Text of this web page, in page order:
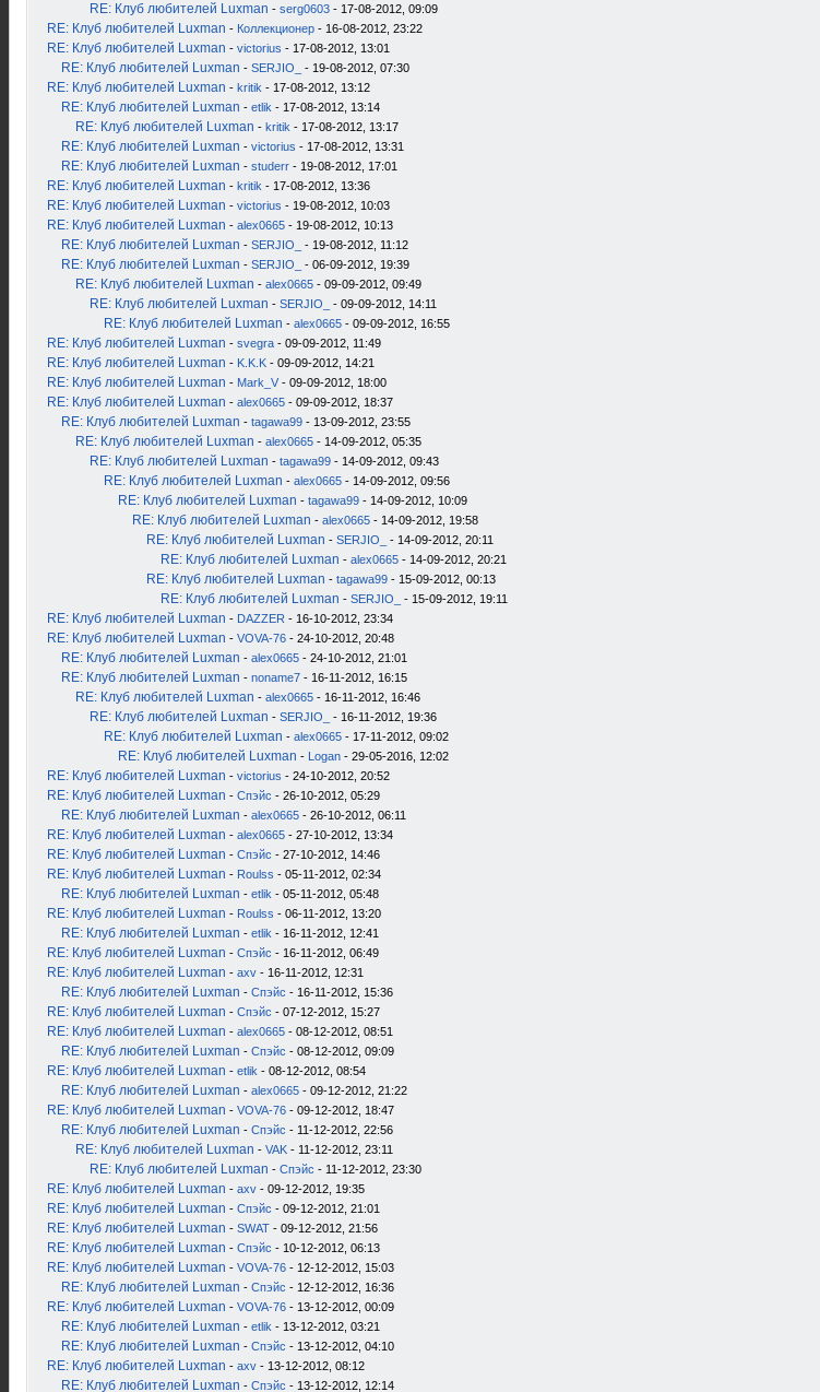
RE: Клуб любителей Luxman - serg0603 - 17-08-2012, 09:09
RE: Клуб любителей Luxman - Коллекционер - 16-08-2012, 23:22
RE: Клуб любителей Luxman - victorius - 17-08-2012, 13:01
RE: Клуб любителей Luxman - SERJIO_ - 19-08-2012, 07:30
RE: Клуб любителей Luxman - kritik - 17-08-2012, 13:12
RE: Клуб любителей Luxman - etlik - 17-08-2012, 13:14
RE: Клуб любителей Luxman - kritik - 17-08-2012, 13:17
RE: Клуб любителей Luxman - victorius - 17-08-2012, 13:31
RE: Клуб любителей Luxman - studerr - 19-08-2012, 17:01
RE: Клуб любителей Luxman - kritik - 17-08-2012, 13:36
RE: Клуб любителей Luxman - victorius - 19-08-2012, 10:03
RE: Клуб любителей Luxman - alex0665 - 19-08-2012, 10:13
RE: Клуб любителей Luxman - SERJIO_ - 19-08-2012, 11:12
RE: Клуб любителей Luxman - SERJIO_ - 06-09-2012, 19:39
RE: Клуб любителей Luxman - alex0665 - 09-09-2012, 09:49
RE: Клуб любителей Luxman - SERJIO_ - 09-09-2012, 14:11
RE: Клуб любителей Luxman - alex0665 - 09-09-2012, 16:55
RE: Клуб любителей Luxman - svegra - 09-09-2012, 11:49
RE: Клуб любителей Luxman - K.K.K - 09-09-2012, 14:21
RE: Клуб любителей Luxman - Mark_V - 09-09-2012, 18:00
RE: Клуб любителей Luxman - alex0665 - 09-09-2012, 18:37
RE: Клуб любителей Luxman - tagawa99 - 13-09-2012, 23:55
RE: Клуб любителей Luxman - alex0665 - 14-09-2012, 05:35
RE: Клуб любителей Luxman - tagawa99 - 14-09-2012, 09:43
RE: Клуб любителей Luxman - alex0665 - 14-09-2012, 09:56
RE: Клуб любителей Luxman - tagawa99 - 14-09-2012, 10:09
RE: Клуб любителей Luxman - alex0665 - 14-09-2012, 19:58
RE: Клуб любителей Luxman - SERJIO_ - 14-09-2012, 20:11
RE: Клуб любителей Luxman - alex0665 - 14-09-2012, 20:21
RE: Клуб любителей Luxman - tagawa99 - 15-09-2012, 00:13
RE: Клуб любителей Luxman - SERJIO_ - 15-09-2012, 19:11
RE: Клуб любителей Luxman - DAZZER - 16-10-2012, 23:34
RE: Клуб любителей Luxman - VOVA-76 - 24-10-2012, 20:48
RE: Клуб любителей Luxman - alex0665 - 24-10-2012, 21:01
RE: Клуб любителей Luxman - noname7 - 16-11-2012, 16:15
RE: Клуб любителей Luxman - alex0665 - 16-11-2012, 16:46
RE: Клуб любителей Luxman - SERJIO_ - 16-11-2012, 19:36
RE: Клуб любителей Luxman - alex0665 - 17-11-2012, 09:02
RE: Клуб любителей Luxman - Logan - 29-05-2016, 12:02
RE: Клуб любителей Luxman - victorius - 24-10-2012, 20:52
RE: Клуб любителей Luxman - Спэйс - 26-10-2012, 05:29
RE: Клуб любителей Luxman - alex0665 - 26-10-2012, 06:11
RE: Клуб любителей Luxman - alex0665 - 27-10-2012, 13:34
RE: Клуб любителей Luxman - Спэйс - 27-10-2012, 14:46
RE: Клуб любителей Luxman - Roulss - 05-11-2012, 02:34
RE: Клуб любителей Luxman - etlik - 05-11-2012, 05:48
RE: Клуб любителей Luxman - Roulss - 06-11-2012, 13:20
RE: Клуб любителей Luxman - etlik - 16-11-2012, 12:41
RE: Клуб любителей Luxman - Спэйс - 16-11-2012, 06:49
RE: Клуб любителей Luxman - axv - 16-11-2012, 12:31
RE: Клуб любителей Luxman - Спэйс - 16-11-2012, 15:36
RE: Клуб любителей Luxman - Спэйс - 07-12-2012, 15:27
RE: Клуб любителей Luxman - alex0665 - 08-12-2012, 08:51
RE: Клуб любителей Luxman - Спэйс - 08-12-2012, 09:09
RE: Клуб любителей Luxman - etlik - 08-12-2012, 08:54
RE: Клуб любителей Luxman - alex0665 - 09-12-2012, 21:22
RE: Клуб любителей Luxman - VOVA-76 - 09-12-2012, 18:47
RE: Клуб любителей Luxman - Спэйс - 11-12-2012, 22:56
RE: Клуб любителей Luxman - VAK - 11-12-2012, 23:11
RE: Клуб любителей Luxman - Спэйс - 11-12-2012, 23:30
RE: Клуб любителей Luxman - axv - 09-12-2012, 19:35
RE: Клуб любителей Luxman - Спэйс - 09-12-2012, 21:01
RE: Клуб любителей Luxman - SWAT - 09-12-2012, 21:56
RE: Клуб любителей Luxman - Спэйс - 10-12-2012, 06:13
RE: Клуб любителей Luxman - VOVA-76 - 12-12-2012, 15:03
RE: Клуб любителей Luxman - Спэйс - 12-12-2012, 16:36
RE: Клуб любителей Luxman - VOVA-76 - 13-12-2012, 00:09
RE: Клуб любителей Luxman - etlik - 13-12-2012, 03:21
RE: Клуб любителей Luxman - Спэйс - 13-12-2012, 04:10
RE: Клуб любителей Luxman - axv - 13-12-2012, 08:12
RE: Клуб любителей Luxman - Спэйс - 13-12-2012, 12:14